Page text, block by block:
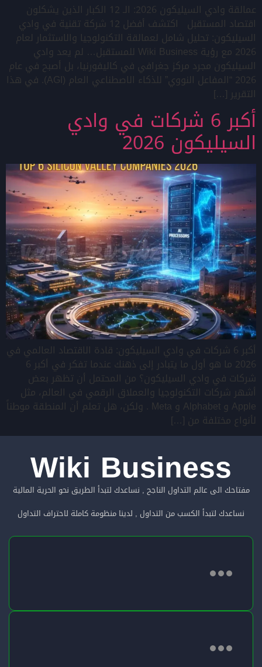
عمالقة وادي السيليكون 2026: الـ 12 الكبار الذين يشكلون
اقتصاد المستقبل اكتشف أفضل 12 شركة تقنية في وادي
السيليكون: تحليل شامل لعمالقة التكنولوجيا والاستثمار لعام
2026 مع رؤية Wiki Business للمستقبل… لم يعد وادي
السيليكون مجرد مركز جغرافي في كاليفورنيا، بل أصبح في عام
2026 “المفاعل النووي” للذكاء الاصطناعي العام (AGI). في هذا
التقرير […]
أكبر 6 شركات في وادي
السيليكون 2026
أكبر 6 شركات في وادي السيليكون: قادة الاقتصاد العالمي في
2026 ما هو أول ما يتبادر إلى ذهنك عندما تفكر في أكبر 6
شركات في وادي السيليكون؟ من المحتمل أن تظهر بعض
أشهر شركات التكنولوجيا والعملاق الرقمي في العالم، مثل
Apple و Alphabet و Meta . ولكن، هل تعلم أن المنطقة موطناً
لأنواع مختلفة من […]
Wiki Business
مفتاحك الى عالم التداول الناجح , نساعدك لتبدأ الطريق نحو الحرية المالية
نساعدك لتبدأ الكسب من التداول , لدينا منظومة كاملة لاحتراف التداول